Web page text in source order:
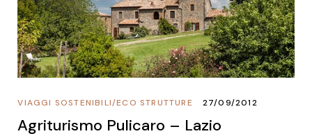
ECO STRUTTURE
/
VIAGGI SOSTENIBILI 27/09/2012
Agriturismo Pulicaro – Lazio